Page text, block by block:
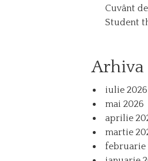
Cuvânt
Student
Arhiva
iulie 2026
mai 2026
aprilie
martie
februarie